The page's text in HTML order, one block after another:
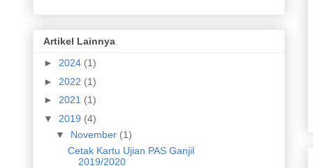
Artikel Lainnya
►2024 (1)
► 2022 (1)
►2021 (1)
▼ 2019 (4)
▼ November (1)
Cetak Kartu Ujian PAS Ganjil
2019/2020